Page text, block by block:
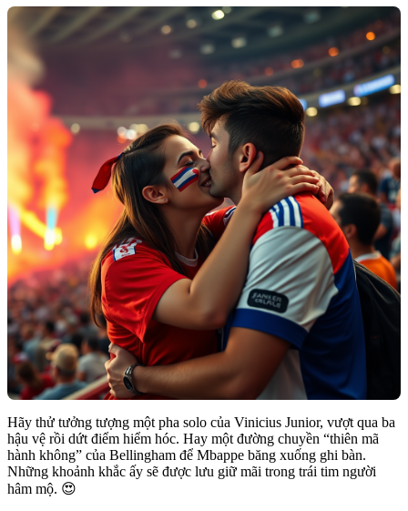
Hãy thử tưởng tượng một pha solo của Vinicius Junior, vượt qua ba
hậu vệ rồi dứt điểm hiểm hóc. Hay một đường chuyền “thiên mã
hành không” của Bellingham để Mbappe băng xuống ghi bàn.
Những khoảnh khắc ấy sẽ được lưu giữ mãi trong trái tim người
hâm mộ. 😍